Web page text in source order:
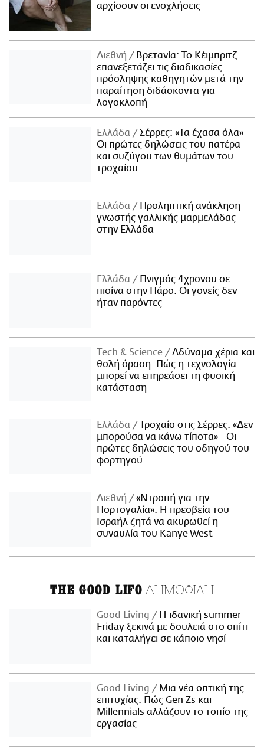
αρχίσουν οι ενοχλήσεις
Διεθνή
Βρετανία: Το Κέιμπριτζ
επανεξετάζει τις διαδικασίες
πρόσληψης καθηγητών μετά την
παραίτηση διδάσκοντα για
λογοκλοπή
Ελλάδα
Σέρρες: «Τα έχασα όλα» -
Οι πρώτες δηλώσεις του πατέρα
και συζύγου των θυμάτων του
τροχαίου
Ελλάδα
Προληπτική ανάκληση
γνωστής γαλλικής μαρμελάδας
στην Ελλάδα
Ελλάδα
Πνιγμός 4χρονου σε
πισίνα στην Πάρο: Οι γονείς δεν
ήταν παρόντες
Τech & Science
Αδύναμα χέρια και
θολή όραση: Πώς η τεχνολογία
μπορεί να επηρεάσει τη φυσική
κατάσταση
Ελλάδα
Τροχαίο στις Σέρρες: «Δεν
μπορούσα να κάνω τίποτα» - Οι
πρώτες δηλώσεις του οδηγού του
φορτηγού
Διεθνή
«Ντροπή για την
Πορτογαλία»: Η πρεσβεία του
Ισραήλ ζητά να ακυρωθεί η
συναυλία του Kanye West
THE GOOD LIFO ΔΗΜΟΦΙΛΗ
Good Living
Η ιδανική summer
Friday ξεκινά με δουλειά στο σπίτι
και καταλήγει σε κάποιο νησί
Good Living
Μια νέα οπτική της
επιτυχίας: Πώς Gen Zs και
Millennials αλλάζουν το τοπίο της
εργασίας